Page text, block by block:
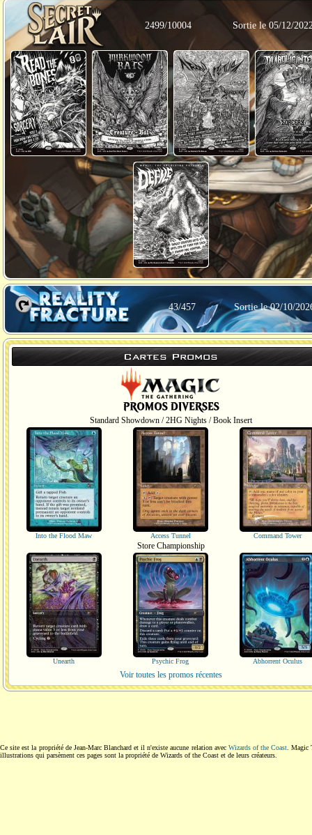
2499/10004 Sortie le 05/12/
43/457 Sortie le 02/10/
Cartes Promos
Standard Showdown / 2HG Nights / Book Insert
Into the Flood Maw Access Tunnel Command Tower
Store Championship
Unearth Psychic Frog Abhorrent Oculus
Voir toutes les promos récentes
Ce site est la propriété de Jean-Marc Blanchard et il n'existe aucune relation avec Wizards of the Coast .
illustrations qui parsèment ces pages sont la propriété de Wizards of the Coast et de leurs créateurs.